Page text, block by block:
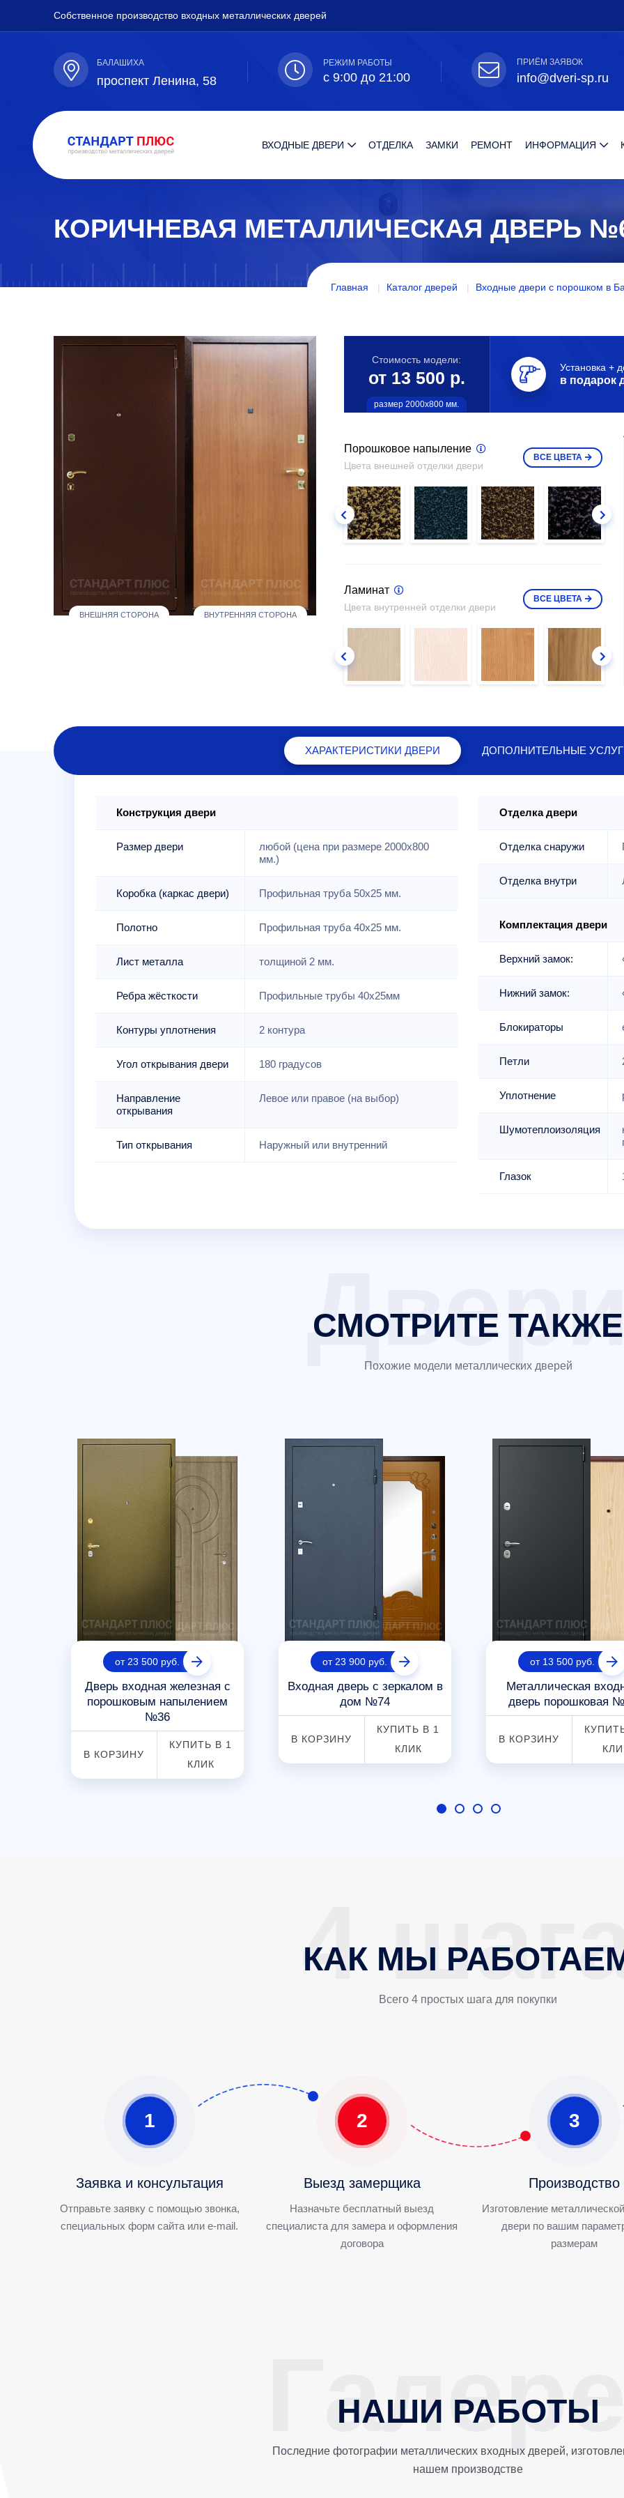
Собственное производство входных металлических дверей
БАЛАШИХА
проспект Ленина, 58
РЕЖИМ РАБОТЫ
с 9:00 до 21:00
ПРИЁМ ЗАЯВОК
info@dveri-sp.ru
ВХОДНЫЕ ДВЕРИ ОТДЕЛКА ЗАМКИ РЕМОНТ ИНФОРМАЦИЯ
КОРИЧНЕВАЯ МЕТАЛЛИЧЕСКАЯ ДВЕРЬ
Главная Каталог дверей Входные двери с порошком в
ВНЕШНЯЯ СТОРОНА ВНУТРЕННЯЯ СТОРОНА
Стоимость модели:
от 13 500 р.
размер 2000х800 мм.
Установка +
в подарок
Порошковое напыление
Цвета внешней отделки двери
ВСЕ ЦВЕТА
Ламинат
Цвета внутренней отделки двери
ВСЕ ЦВЕТА
ХАРАКТЕРИСТИКИ ДВЕРИ ДОПОЛНИТЕЛЬНЫЕ
Конструкция двери
Размер двери
любой (цена при размере 2000x800
мм.)
Коробка (каркас двери) Профильная труба 50х25 мм.
Полотно Профильная труба 40х25 мм.
Лист металла толщиной 2 мм.
Ребра жёсткости Профильные трубы 40х25мм
Контуры уплотнения 2 контура
Угол открывания двери 180 градусов
Направление
открывания
Левое или правое (на выбор)
Тип открывания Наружный или внутренний
Отделка двери
Отделка снаружи
Отделка внутри
Комплектация двери
Верхний замок:
Нижний замок:
Блокираторы
Петли
Уплотнение
Шумотеплоизоляция
Глазок
СМОТРИТЕ ТАКЖЕ
Похожие модели металлических дверей
от 23 500 руб.
Дверь входная железная с
порошковым напылением
№36
В КОРЗИНУ
КУПИТЬ В 1
КЛИК
от 23 900 руб.
Входная дверь с зеркалом в
дом №74
В КОРЗИНУ
КУПИТЬ В 1
КЛИК
от 13 500 руб.
Металлическая
дверь порошковая
В КОРЗИНУ
КАК МЫ
Всего 4 простых шага для покупки
1
Заявка и консультация
Отправьте заявку с помощью звонка,
специальных форм сайта или e-mail.
2
Выезд замерщика
Назначьте бесплатный выезд
специалиста для замера и оформления
договора
3
Производство
Изготовление
двери по вашим
размерам
НАШИ РАБОТЫ
Последние фотографии металлических входных дверей,
нашем производстве